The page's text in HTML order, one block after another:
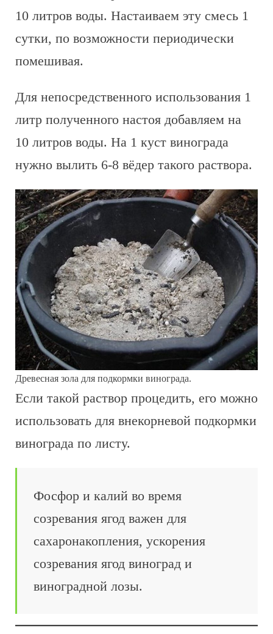
10 литров воды. Настаиваем эту смесь 1
сутки, по возможности периодически
помешивая.
Для непосредственного использования 1
литр полученного настоя добавляем на
10 литров воды. На 1 куст винограда
нужно вылить 6-8 вёдер такого раствора.
Древесная зола для подкормки винограда.
Если такой раствор процедить, его можно
использовать для внекорневой подкормки
винограда по листу.
Фосфор и калий во время
созревания ягод важен для
сахаронакопления, ускорения
созревания ягод виноград и
виноградной лозы.